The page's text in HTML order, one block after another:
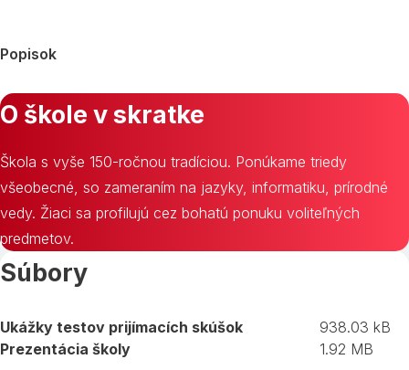
Popisok
O škole v skratke
Škola s vyše 150-ročnou tradíciou. Ponúkame triedy
všeobecné, so zameraním na jazyky, informatiku, prírodné
vedy. Žiaci sa profilujú cez bohatú ponuku voliteľných
predmetov.
Súbory
Ukážky testov prijímacích skúšok
938.03 kB
Prezentácia školy
1.92 MB